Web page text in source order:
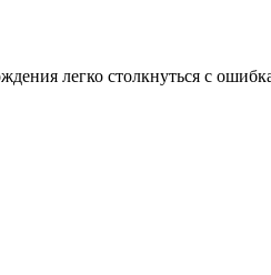
легко столкнуться с